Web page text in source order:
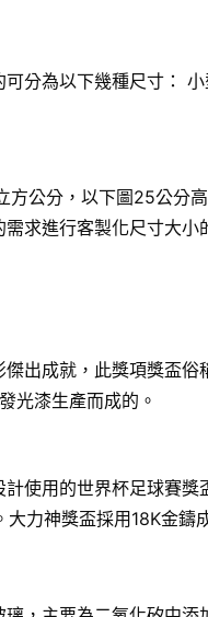
分為以下幾種尺寸：
公分，以下圖25公分
求進行客製化尺寸大小
出成就，此獎項獎盃
光漆生產而成的。
使用的世界杯足球賽
力神獎盃採用18K金